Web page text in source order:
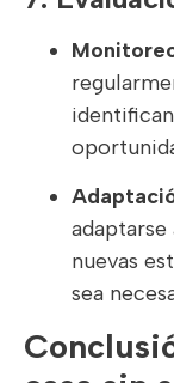
nuevas
sea